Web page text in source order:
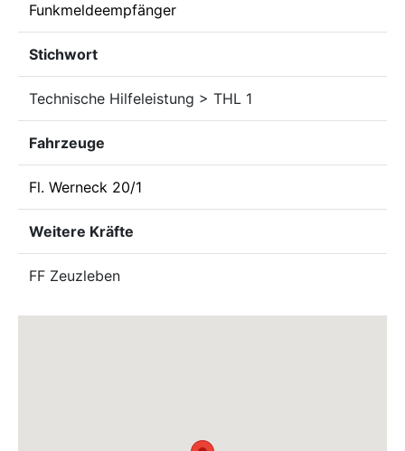
Funkmeldeempfänger
Stichwort
Technische Hilfeleistung > THL 1
Fahrzeuge
Fl. Werneck 20/1
Weitere Kräfte
FF Zeuzleben